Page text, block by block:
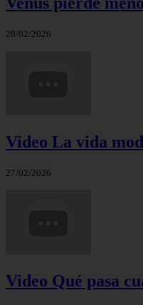
28/02/2026
Video La vida
27/02/2026
Video Qué pasa